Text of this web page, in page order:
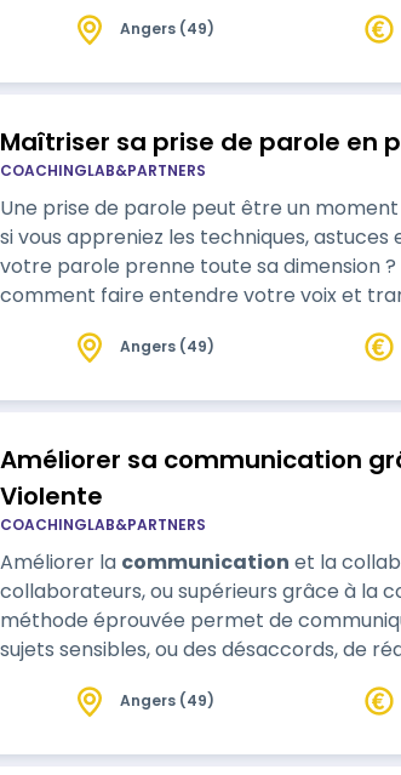
Angers (49)
Maîtriser sa prise de parole en
COACHINGLAB&PARTNERS
Une prise de parole peut être un
si vous appreniez les techniques,
votre parole prenne toute sa dimension ? Découvrez dans ce programme
comment faire entendre votre voix et
Angers (49)
Améliorer sa communication
Violente
COACHINGLAB&PARTNERS
Améliorer la communication et la
collaborateurs, ou supérieurs grâce à la
méthode éprouvée permet de
sujets sensibles, ou des désaccords, de
Angers (49)